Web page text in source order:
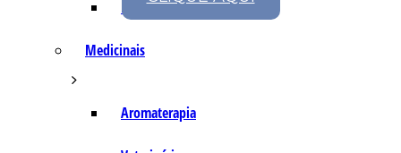
Fórmulas Caseiras
Medicinais
Aromaterapia